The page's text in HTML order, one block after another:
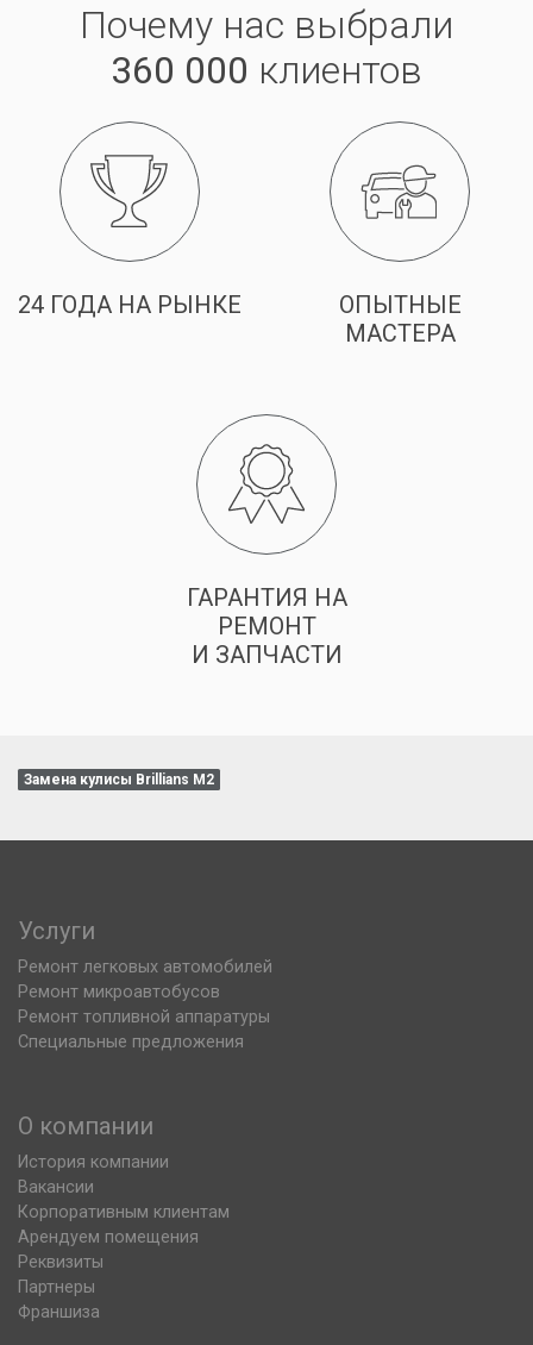
Почему нас выбрали
360 000 клиентов
24 ГОДА НА РЫНКЕ
ОПЫТНЫЕ
МАСТЕРА
ГАРАНТИЯ НА
РЕМОНТ
И ЗАПЧАСТИ
Замена кулисы Brillians M2
Услуги
Ремонт легковых автомобилей
Ремонт микроавтобусов
Ремонт топливной аппаратуры
Специальные предложения
О компании
История компании
Вакансии
Корпоративным клиентам
Арендуем помещения
Реквизиты
Партнеры
Франшиза